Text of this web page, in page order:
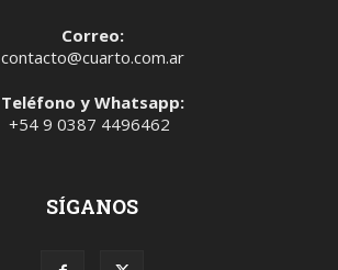
Correo:
contacto@cuarto.com.ar
Teléfono y Whatsapp:
+54 9 0387 4496462
SÍGANOS